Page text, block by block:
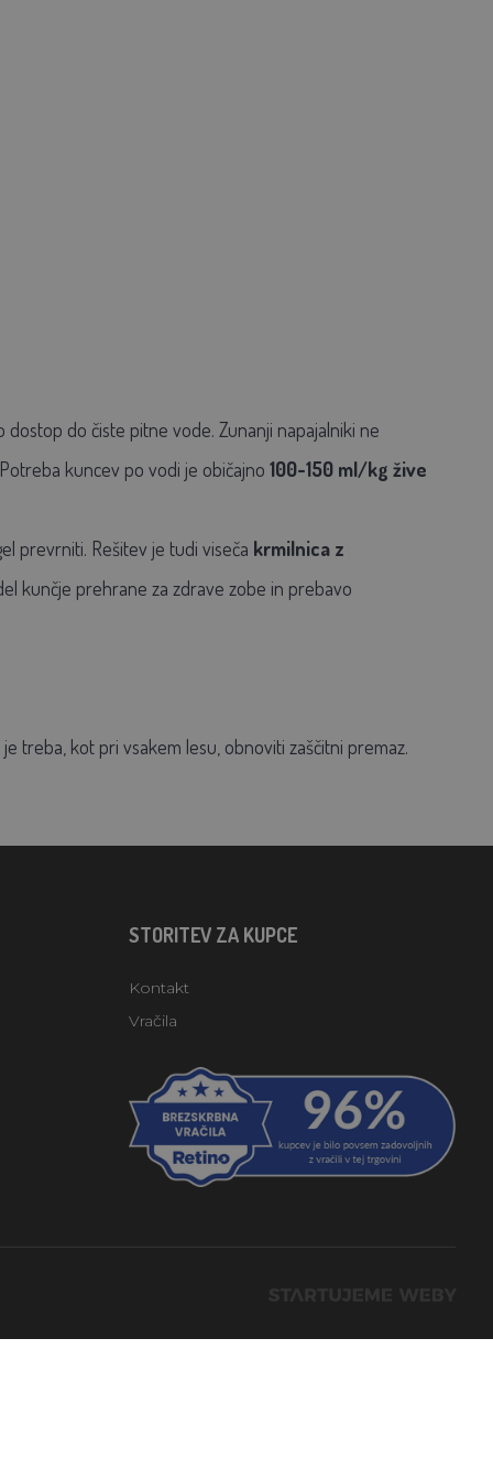
dostop do čiste pitne vode. Zunanji napajalniki ne
kuncev po vodi je običajno 100-150 ml/kg žive
prevrniti. Rešitev je tudi viseča krmilnica z
kunčje prehrane za zdrave zobe in prebavo
treba, kot pri vsakem lesu, obnoviti zaščitni premaz.
STORITEV ZA KUPCE
Kontakt
Vračila